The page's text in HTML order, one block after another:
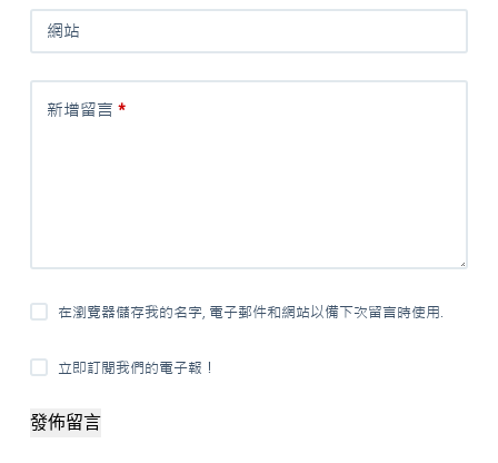
網站
新增留言 *
在瀏覽器儲存我的名字, 電子郵件和網站以備下次留言時使用.
立即訂閱我們的電子報！
發佈留言